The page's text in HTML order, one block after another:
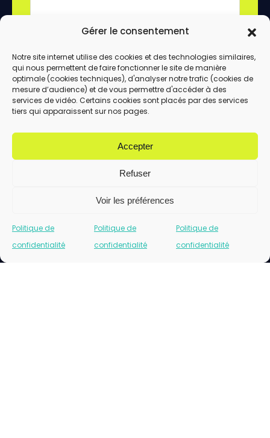
Gérer le consentement
Notre site internet utilise des cookies et des technologies similaires,
qui nous permettent de faire fonctionner le site de manière
optimale (cookies techniques), d'analyser notre trafic (cookies de
mesure d’audience) et de vous permettre d'accéder à des
services de vidéo. Certains cookies sont placés par des services
tiers qui apparaissent sur nos pages.
Accepter
Refuser
Voir les préférences
Politique de
confidentialité
Politique de
confidentialité
Politique de
confidentialité
En utilisant ce formulaire, vous acceptez le
stockage et le traitement de vos données
par ce site.